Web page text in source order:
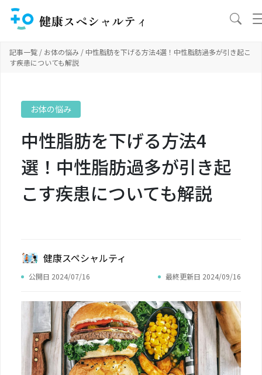
記事一覧 / お体の悩み / 中性脂肪を下げる方法4選！中性脂肪過多が引き起こ
す疾患についても解説
お体の悩み
中性脂肪を下げる方法4
選！中性脂肪過多が引き起
こす疾患についても解説
健康スペシャルティ
公開日 2024/07/16 最終更新日 2024/09/16